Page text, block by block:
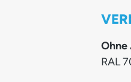
Ohne
RAL